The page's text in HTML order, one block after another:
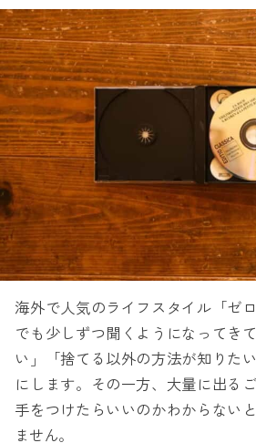
海外で人気のライフスタイル「ゼ
でも少しずつ聞くようになってき
い」「捨てる以外の方法が知りた
にします。その一方、大量に出る
手をつけたらいいのかわからない
ません。